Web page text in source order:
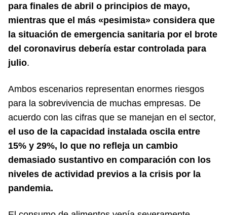
para finales de abril o principios de mayo,
mientras que el más «pesimista» considera que
la situación de emergencia sanitaria por el brote
del coronavirus debería estar controlada para
julio.
Ambos escenarios representan enormes riesgos
para la sobrevivencia de muchas empresas. De
acuerdo con las cifras que se manejan en el sector,
el uso de la capacidad instalada oscila entre
15% y 29%, lo que no refleja un cambio
demasiado sustantivo en comparación con los
niveles de actividad previos a la crisis por la
pandemia.